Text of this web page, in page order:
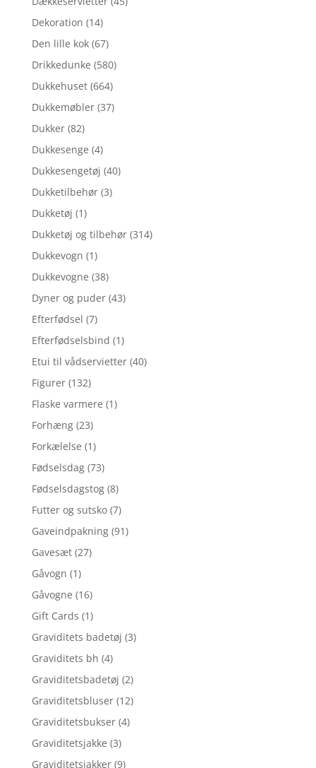
Dekoration (14)
Den lille kok (67)
Drikkedunke (580)
Dukkehuset (664)
Dukkemøbler (37)
Dukker (82)
Dukkesenge (4)
Dukkesengetøj (40)
Dukketilbehør (3)
Dukketøj (1)
Dukketøj og tilbehør (314)
Dukkevogn (1)
Dukkevogne (38)
Dyner og puder (43)
Efterfødsel (7)
Efterfødselsbind (1)
Etui til vådservietter (40)
Figurer (132)
Flaske varmere (1)
Forhæng (23)
Forkælelse (1)
Fødselsdag (73)
Fødselsdagstog (8)
Futter og sutsko (7)
Gaveindpakning (91)
Gavesæt (27)
Gåvogn (1)
Gåvogne (16)
Gift Cards (1)
Graviditets badetøj (3)
Graviditets bh (4)
Graviditetsbadetøj (2)
Graviditetsbluser (12)
Graviditetsbukser (4)
Graviditetsjakke (3)
Graviditetsjakker (9)